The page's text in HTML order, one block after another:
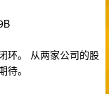
环。 从两家公司的股
。